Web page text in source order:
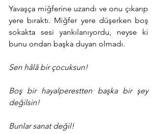
Yavaşça miğferine uzandı ve onu çıkarıp
yere bıraktı. Miğfer yere düşerken boş
sokakta sesi yankılanıyordu, neyse ki
bunu ondan başka duyan olmadı.
Sen hâlâ bir çocuksun!
Boş bir hayalperestten başka bir şey
değilsin!
Bunlar sanat değil!